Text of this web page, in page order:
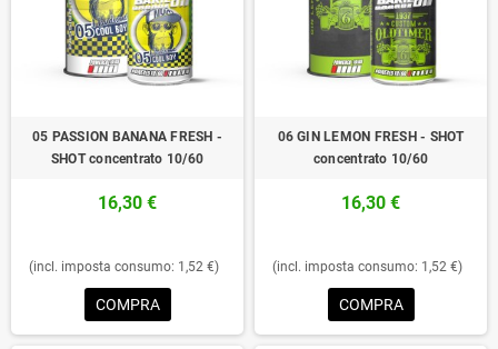
05 PASSION BANANA FRESH -
SHOT concentrato 10/60
16,30 €
(incl. imposta consumo: 1,52 €)
COMPRA
06 GIN LEMON FRESH - SHOT
concentrato 10/60
16,30 €
(incl. imposta consumo: 1,52 €)
COMPRA